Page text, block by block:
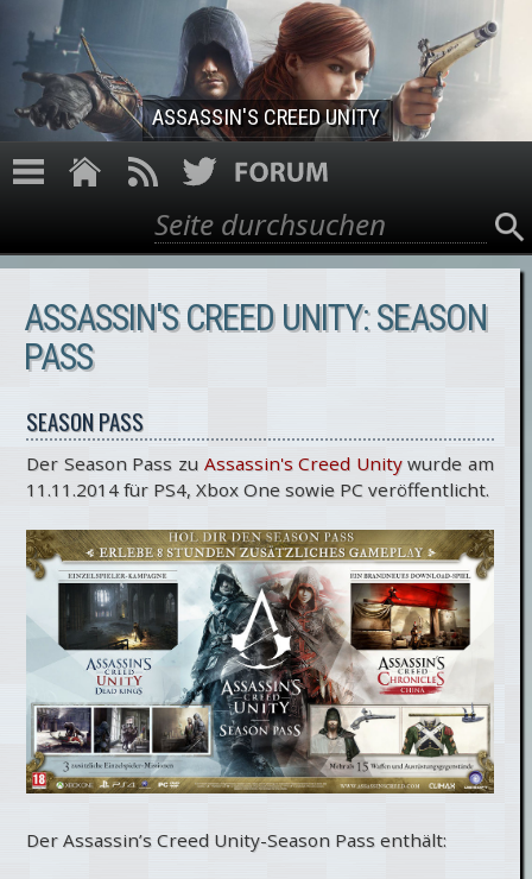
Direkt zum Inhalt
ASSASSIN'S CREED UNITY
Suchformular
Suche
ASSASSIN'S CREED UNITY: SEASON
PASS
SEASON PASS
Der Season Pass zu Assassin's Creed Unitywurde am
11.11.2014 für PS4, Xbox One sowie PC veröffentlicht.
Der Assassin’s Creed Unity-Season Pass enthält: